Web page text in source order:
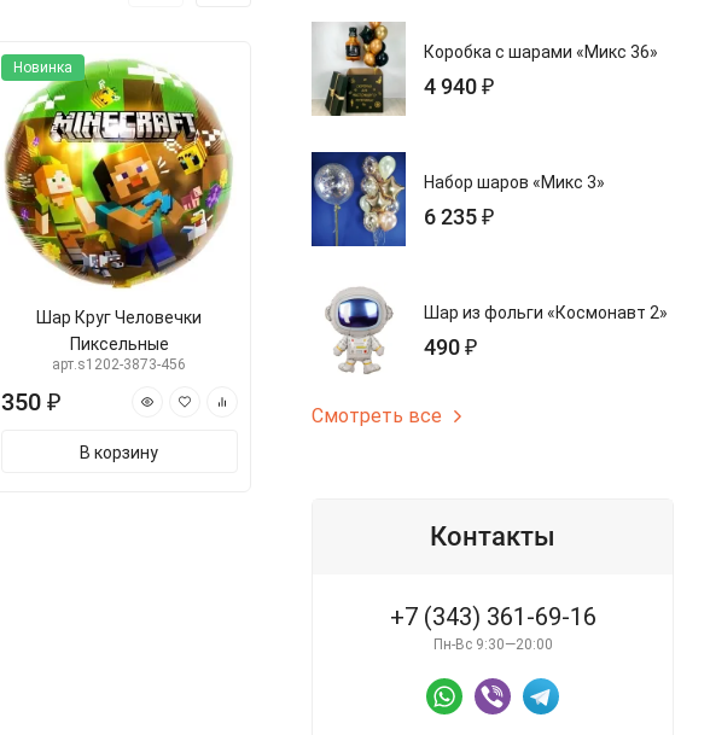
Новинка
Шар Круг Человечки
Пиксельные
арт.s1202-3873-456
350 ₽
В корзину
Шар Круг, С Днем Рождения!
Стильное поздравление
арт.s26229-567
350 ₽
Шар Круг, С
Коробка с шарами «Микс 36»
4 940 ₽
Набор шаров «Микс 3»
6 235 ₽
Шар из фольги «Космонавт 2»
490 ₽
Смотреть все
Контакты
+7 (343) 361-69-16
Пн-Вс 9:30—20:00